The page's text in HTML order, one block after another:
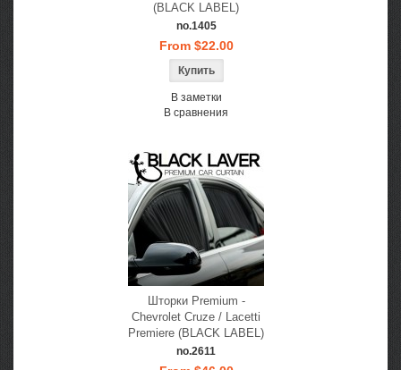
(BLACK LABEL)
no.1405
From $22.00
В заметки
В сравнения
Шторки Premium -
Chevrolet Cruze / Lacetti
Premiere (BLACK LABEL)
no.2611